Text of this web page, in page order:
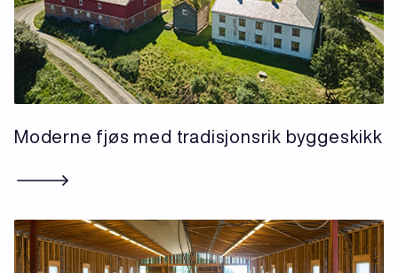
Moderne fjøs med tradisjonsrik byggeskikk